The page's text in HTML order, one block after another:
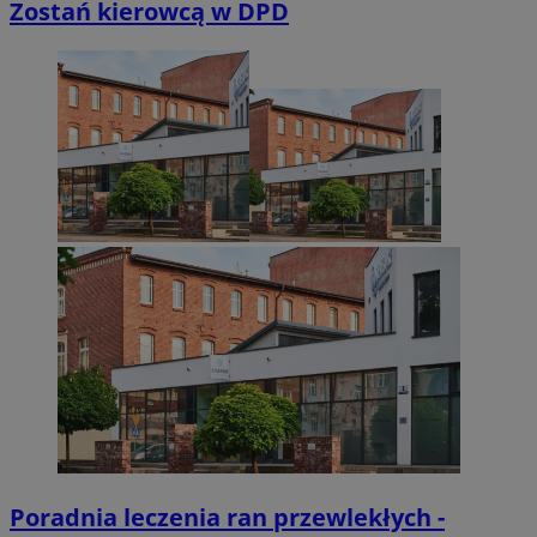
Zostań kierowcą w DPD
Poradnia leczenia ran przewlekłych -
INGRESSCOOKIE
NGINX Inc.
bh.contextweb.com
CookieScriptConsent
CookieScript
m-ce.pl